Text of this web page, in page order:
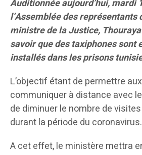
Auditionnée aujourd’hui, mardi
l’Assemblée des représentants
ministre de la Justice,
savoir que des taxiphones sont
installés dans les prisons
L’objectif étant de permettre
communiquer à distance avec
de diminuer le nombre de
durant la période du coronavirus.
A cet effet, le ministère mettra